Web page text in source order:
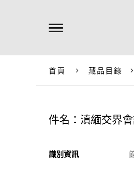
首頁 藏品目錄
件名：滇緬交界
識別資訊